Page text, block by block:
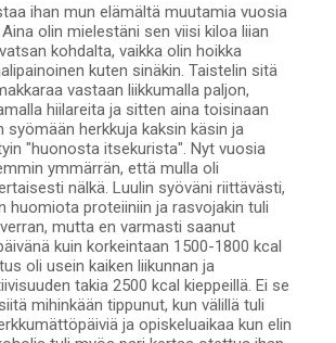
ihan mun elämältä muutamia vuosia
olin mielestäni sen viisi kiloa liian
kohdalta, vaikka olin hoikka
kuten sinäkin. Taistelin sitä
vastaan liikkumalla paljon,
hiilareita ja sitten aina toisinaan
syömään herkkuja kaksin käsin ja
"huonosta itsekurista". Nyt vuosia
ymmärrän, että mulla oli
nälkä. Luulin syöväni riittävästi,
huomiota proteiiniin ja rasvojakin tuli
mutta en varmasti saanut
kuin korkeintaan 1500-1800 kcal
oli usein kaiken liikunnan ja
takia 2500 kcal kieppeillä. Ei se
mihinkään tippunut, kun välillä tuli
ja opiskeluaikaa kun elin